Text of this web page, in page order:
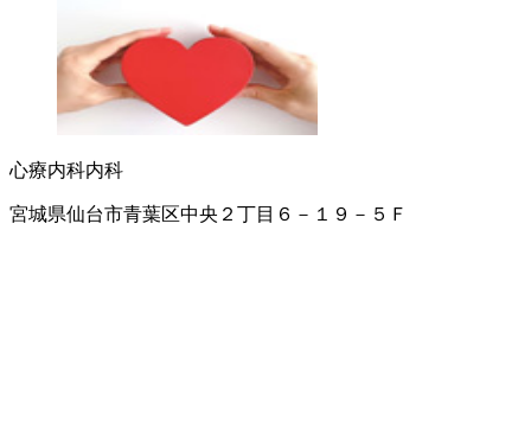
心療内科内科
宮城県仙台市青葉区中央２丁目６－１９－５Ｆ